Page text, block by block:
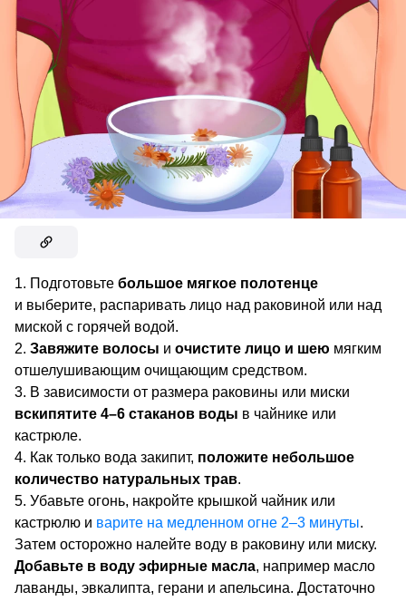
Подготовьте большое мягкое полотенце
и выберите, распаривать лицо над раковиной или над
миской с горячей водой.
Завяжите волосы и очистите лицо и шею мягким
отшелушивающим очищающим средством.
В зависимости от размера раковины или миски
вскипятите 4–6 стаканов воды в чайнике или
кастрюле.
Как только вода закипит, положите небольшое
количество натуральных трав.
Убавьте огонь, накройте крышкой чайник или
кастрюлю и варите на медленном огне 2–3 минуты.
Затем осторожно налейте воду в раковину или миску.
Добавьте в воду эфирные масла, например масло
лаванды, эвкалипта, герани и апельсина. Достаточно